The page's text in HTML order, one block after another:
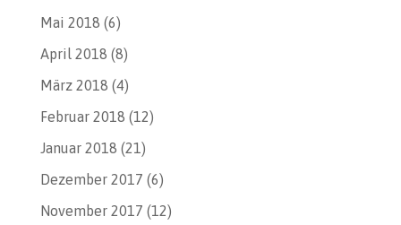
Mai 2018 (6)
April 2018 (8)
März 2018 (4)
Februar 2018 (12)
Januar 2018 (21)
Dezember 2017 (6)
November 2017 (12)